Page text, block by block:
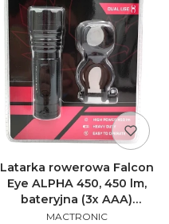
Latarka rowerowa Falcon
Eye ALPHA 450, 450 lm,
bateryjna (3x AAA)
MACTRONIC - FHH0132
PRODUCENT
MACTRONIC